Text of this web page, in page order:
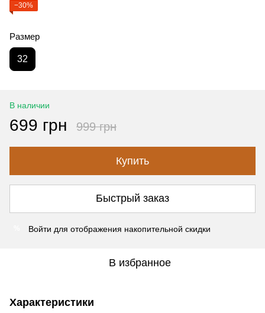
−30%
Размер
32
В наличии
699 грн 999 грн
Купить
Быстрый заказ
Войти для отображения накопительной скидки
В избранное
Характеристики